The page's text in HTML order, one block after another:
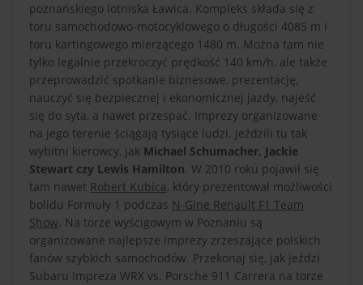
poznańskiego lotniska Ławica. Kompleks składa się z
toru samochodowo-motocyklowego o długości 4085 m i
toru kartingowego mierzącego 1480 m. Można tam nie
tylko legalnie przekroczyć prędkość 140 km/h, ale także
przeprowadzić spotkanie biznesowe, prezentację,
nauczyć się bezpiecznej i ekonomicznej jazdy, najeść
się do syta, a nawet przespać. Imprezy organizowane
na jego terenie ściągają tysiące ludzi. Jeździli tu tak
wybitni kierowcy, jak Michael Schumacher, Jackie
Stewart czy Lewis Hamilton. W 2010 roku pojawił się
tam nawet Robert Kubica, który prezentował możliwości
bolidu Formuły 1 podczas N-Gine Renault F1 Team
Show. Na torze wyścigowym w Poznaniu są
organizowane najlepsze imprezy zrzeszające polskich
fanów szybkich samochodów. Przekonaj się, jak jeździ
Subaru Impreza WRX vs. Porsche 911 Carrera na torze